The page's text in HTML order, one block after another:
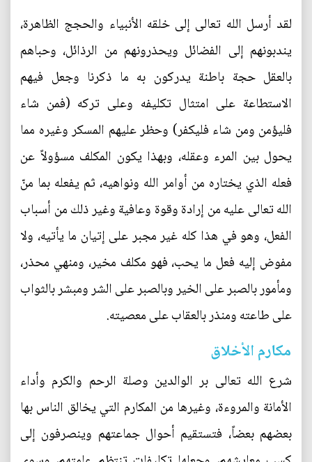
لقد أرسل الله تعالى إلى خلقه الأنبياء والحجج الظاهرة،
يندبونهم إلى الفضائل ويحذرونهم من الرذائل، وحباهم
بالعقل حجة باطنة يدركون به ما ذكرنا وجعل فيهم
الاستطاعة على امتثال تكليفه وعلى تركه (فمن شاء
فليؤمن ومن شاء فليكفر) وحظر عليهم المسكر وغيره مما
يحول بين المرء وعقله، وبهذا يكون المكلف مسؤولاً عن
فعله الذي يختاره من أوامر الله ونواهيه، ثم يفعله بما منّ
الله تعالى عليه من إرادة وقوة وعافية وغير ذلك من أسباب
الفعل، وهو في هذا كله غير مجبر على إتيان ما يأتيه، ولا
مفوض إليه فعل ما يحب، فهو مكلف مخير، ومنهي محذر،
ومأمور بالصبر على الخير وبالصبر على الشر ومبشر بالثواب
على طاعته ومنذر بالعقاب على معصيته.
مكارم الأخلاق
شرع الله تعالى بر الوالدين وصلة الرحم والكرم وأداء
الأمانة والمروءة، وغيرها من المكارم التي يخالق الناس بها
بعضهم بعضاً، فتستقيم أحوال جماعتهم وينصرفون إلى